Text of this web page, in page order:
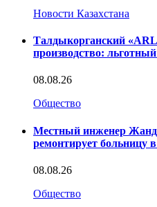
Новости Казахстана
Талдыкорганский
производство:
08.08.26
Общество
Местный инженер
ремонтирует больницу
08.08.26
Общество